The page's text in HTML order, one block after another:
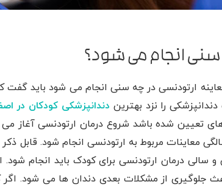
سنی انجام می شود؟
ارتودنسی در چه سنی انجام می شود باید گفت
را نزد بهترین دندانپزشکی کودکان در
تعیین شده باشد شروع درمان ارتودنسی آغاز
سایر معاینات پیشنهاد داده است در سن 7 سالگی معاینات مربوط به ارتودنسی
درمان ارتودنسی برای کودک باید انجام شود.
جلوگیری از مشکلات بعدی دندان ها می شود. اگر